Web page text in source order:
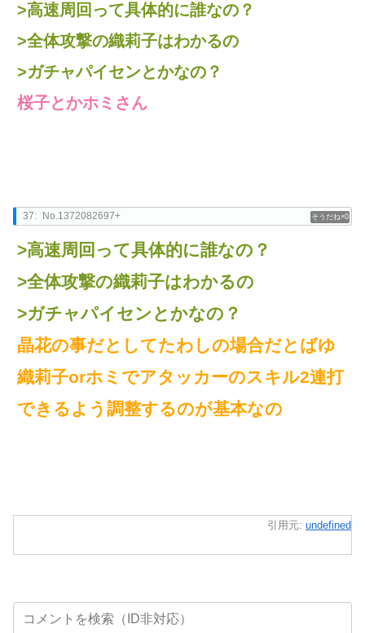
>高速周回って具体的に誰なの？
>全体攻撃の織莉子はわかるの
>ガチャパイセンとかなの？
桜子とかホミさん
0
37: No.1372082697+
>高速周回って具体的に誰なの？
>全体攻撃の織莉子はわかるの
>ガチャパイセンとかなの？
晶花の事だとしてたわしの場合だとばゆ
織莉子orホミでアタッカーのスキル2連打
できるよう調整するのが基本なの
引用元: undefined